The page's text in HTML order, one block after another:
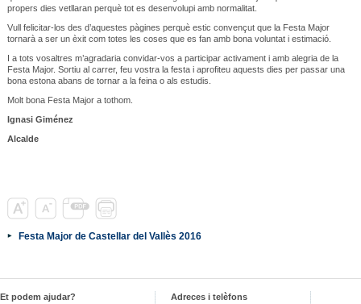
propers dies vetllaran perquè tot es desenvolupi amb normalitat.
Vull felicitar-los des d’aquestes pàgines perquè estic convençut que la Festa Major
tornarà a ser un èxit com totes les coses que es fan amb bona voluntat i estimació.
I a tots vosaltres m’agradaria convidar-vos a participar activament i amb alegria de la
Festa Major. Sortiu al carrer, feu vostra la festa i aprofiteu aquests dies per passar una
bona estona abans de tornar a la feina o als estudis.
Molt bona Festa Major a tothom.
Ignasi Giménez
Alcalde
Festa Major de Castellar del Vallès 2016
Et podem ajudar?
Adreces i telèfons